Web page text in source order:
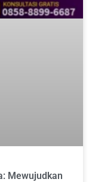
Mewujudkan